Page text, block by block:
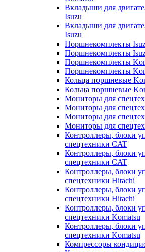
Вкладыши для
Isuzu
Вкладыши для
Isuzu
Поршнекомплекты
Поршнекомплекты
Поршнекомплекты
Поршнекомплекты
Кольца поршневые
Кольца поршневые
Мониторы для
Мониторы для
Мониторы для
Мониторы для
Контроллеры, блоки
спецтехники CAT
Контроллеры, блоки
спецтехники CAT
Контроллеры, блоки
спецтехники Hitachi
Контроллеры, блоки
спецтехники Hitachi
Контроллеры, блоки
спецтехники Komatsu
Контроллеры, блоки
спецтехники Komatsu
Компрессоры